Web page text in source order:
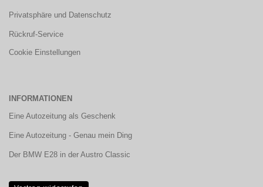
Privatsphäre und Datenschutz
Rückruf-Service
Cookie Einstellungen
INFORMATIONEN
Eine Autozeitung als Geschenk
Eine Autozeitung - Genau mein Ding
Der BMW E28 in der Austro Classic